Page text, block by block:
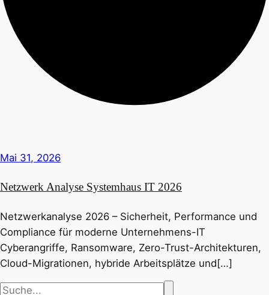
Mai 31, 2026
Netzwerk Analyse Systemhaus IT 2026
Netzwerkanalyse 2026 – Sicherheit, Performance und
Compliance für moderne Unternehmens-IT
Cyberangriffe, Ransomware, Zero-Trust-Architekturen,
Cloud-Migrationen, hybride Arbeitsplätze und[…]